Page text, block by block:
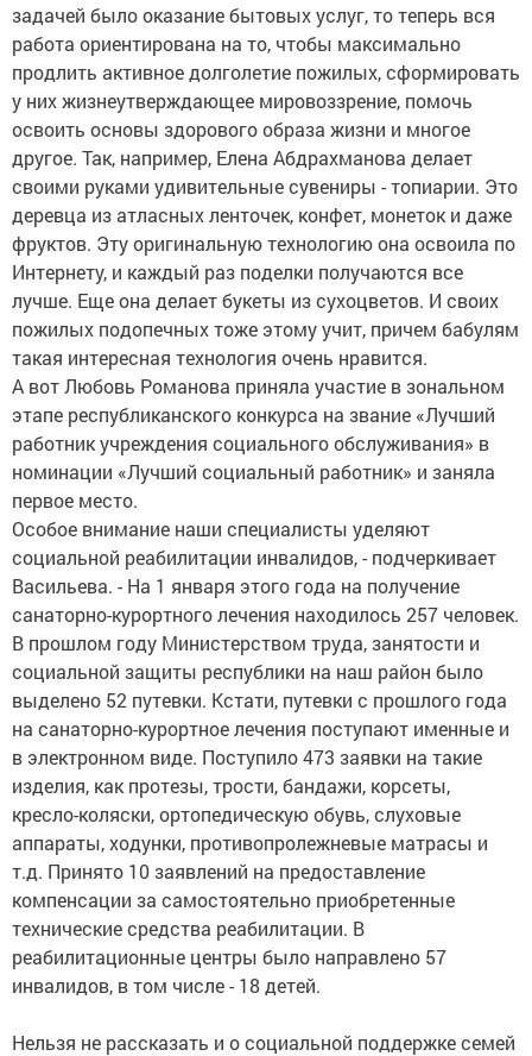
задачей было оказание бытовых услуг, то теперь вся
работа ориентирована на то, чтобы максимально
продлить активное долголетие пожилых, сформировать
у них жизнеутверждающее мировоззрение, помочь
освоить основы здорового образа жизни и многое
другое. Так, например, Елена Абдрахманова делает
своими руками удивительные сувениры - топиарии. Это
деревца из атласных ленточек, конфет, монеток и даже
фруктов. Эту оригинальную технологию она освоила по
Интернету, и каждый раз поделки получаются все
лучше. Еще она делает букеты из сухоцветов. И своих
пожилых подопечных тоже этому учит, причем бабулям
такая интересная технология очень нравится.
А вот Любовь Романова приняла участие в зональном
этапе республиканского конкурса на звание «Лучший
работник учреждения социального обслуживания» в
номинации «Лучший социальный работник» и заняла
первое место.
Особое внимание наши специалисты уделяют
социальной реабилитации инвалидов, - подчеркивает
Васильева. - На 1 января этого года на получение
санаторно-курортного лечения находилось 257 человек.
В прошлом году Министерством труда, занятости и
социальной защиты республики на наш район было
выделено 52 путевки. Кстати, путевки с прошлого года
на санаторно-курортное лечения поступают именные и
в электронном виде. Поступило 473 заявки на такие
изделия, как протезы, трости, бандажи, корсеты,
кресло-коляски, ортопедическую обувь, слуховые
аппараты, ходунки, противопролежневые матрасы и
т.д. Принято 10 заявлений на предоставление
компенсации за самостоятельно приобретенные
технические средства реабилитации. В
реабилитационные центры было направлено 57
инвалидов, в том числе - 18 детей.
Нельзя не рассказать и о социальной поддержке семей